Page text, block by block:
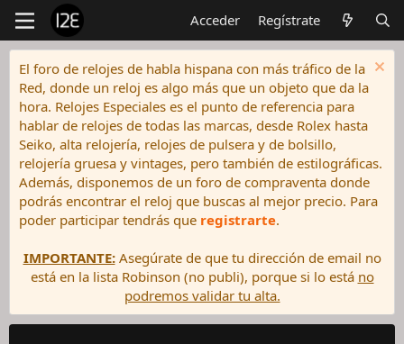
Acceder Regístrate
El foro de relojes de habla hispana con más tráfico de la
Red, donde un reloj es algo más que un objeto que da la
hora. Relojes Especiales es el punto de referencia para
hablar de relojes de todas las marcas, desde Rolex hasta
Seiko, alta relojería, relojes de pulsera y de bolsillo,
relojería gruesa y vintages, pero también de estilográficas.
Además, disponemos de un foro de compraventa donde
podrás encontrar el reloj que buscas al mejor precio. Para
poder participar tendrás que registrarte.
IMPORTANTE:Asegúrate de que tu dirección de email no
está en la lista Robinson (no publi), porque si lo está no
podremos validar tu alta.